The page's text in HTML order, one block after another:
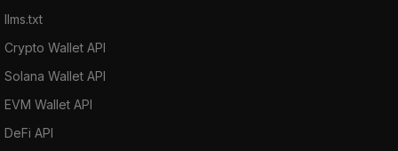
llms.txt
Crypto Wallet API
Solana Wallet API
EVM Wallet API
DeFi API